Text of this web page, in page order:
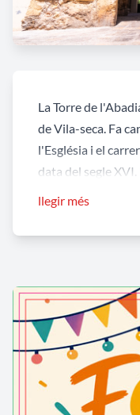
La Torre de
de Vila-seca. Fa
l'Església i el
data del segle
barrejats amb
sistema mixt.
Text extret de:
llegir més